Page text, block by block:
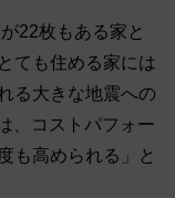
22枚もある家と
ても住める家には
る大きな地震への
、コストパフォー
も高められる」と